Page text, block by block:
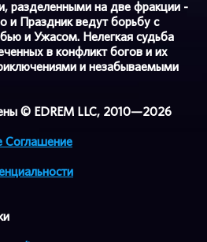
разделенными на две фракции -
и Праздник ведут борьбу с
и Ужасом. Нелегкая судьба
в конфликт богов и их
и незабываемыми
© EDREM LLC, 2010—2026
Соглашение